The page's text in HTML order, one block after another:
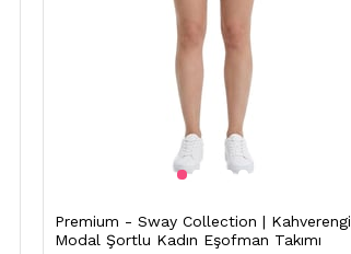
Premium - Sway Collection | Kahverengi
Modal Şortlu Kadın Eşofman Takımı